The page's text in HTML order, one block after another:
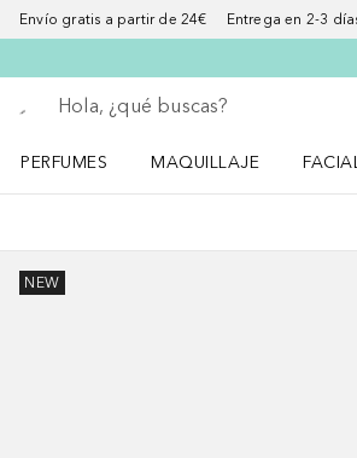
Envío gratis a partir de 24€ Entrega en 2-3
Regresar
Ejecutar búsqueda
PERFUMES
MAQUILLAJE
NEW